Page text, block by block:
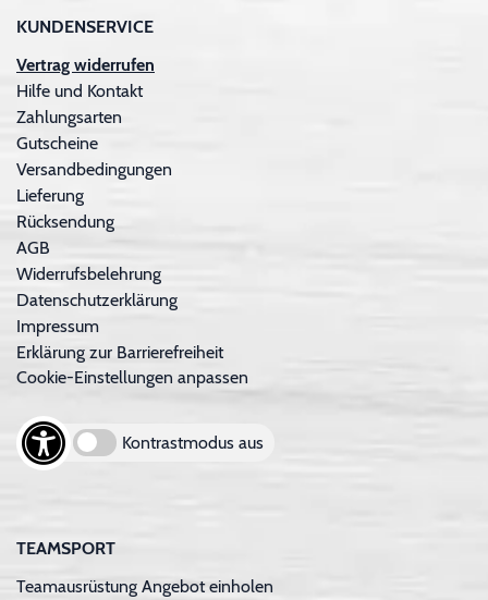
KUNDENSERVICE
Vertrag widerrufen
Hilfe und Kontakt
Zahlungsarten
Gutscheine
Versandbedingungen
Lieferung
Rücksendung
AGB
Widerrufsbelehrung
Datenschutzerklärung
Impressum
Erklärung zur Barrierefreiheit
Cookie-Einstellungen anpassen
Kontrastmodus aus
TEAMSPORT
Teamausrüstung Angebot einholen